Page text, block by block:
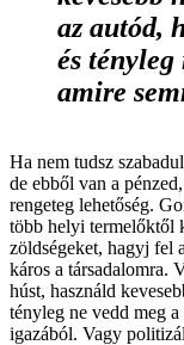
az autód,
és tényleg
amire
Ha nem tudsz
de ebből van a
rengeteg lehetőség.
több helyi termelőktől
zöldségeket, hagyj fel
káros a társadalomra.
húst, használd
tényleg ne vedd meg
igazából. Vagy